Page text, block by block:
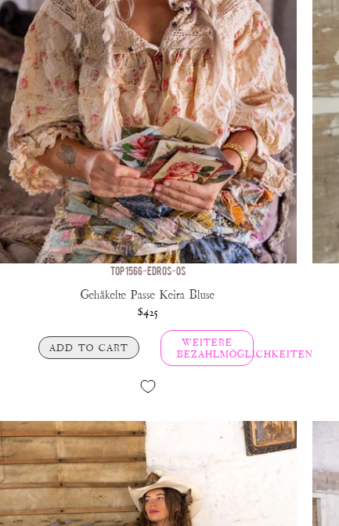
TOP 1566-EDROS-OS
Gehäkelte Passe Keira Bluse
$425
ADD TO CART
WEITERE
BEZAHLMÖGLICHKEITEN